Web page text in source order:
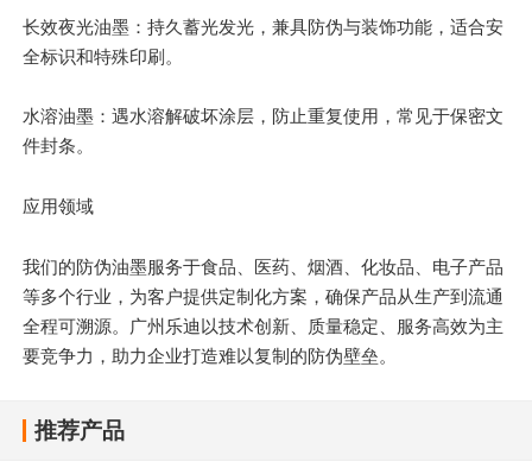
长效夜光油墨：持久蓄光发光，兼具防伪与装饰功能，适合安
全标识和特殊印刷。
水溶油墨：遇水溶解破坏涂层，防止重复使用，常见于保密文
件封条。
应用领域
我们的防伪油墨服务于食品、医药、烟酒、化妆品、电子产品
等多个行业，为客户提供定制化方案，确保产品从生产到流通
全程可溯源。广州乐迪以技术创新、质量稳定、服务高效为主
要竞争力，助力企业打造难以复制的防伪壁垒。
推荐产品